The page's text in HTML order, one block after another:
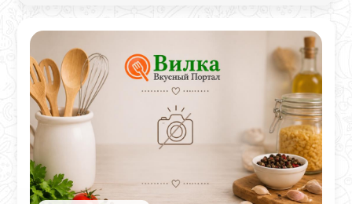
надежную корочку и не дает крокетам
развалиться при жарке во фритюре. Это
отличный способ подать привычный
картофель по-новому, особенно если
дополнить его холодным соусом.